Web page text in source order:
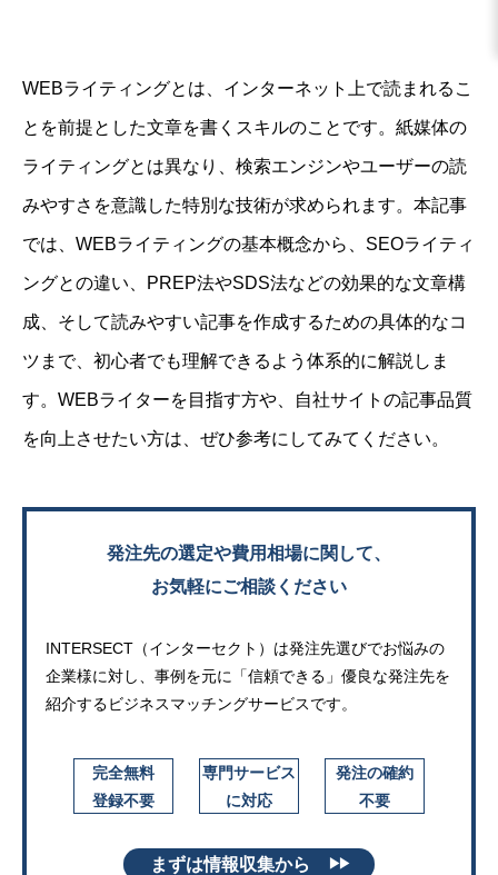
WEBライティングとは、インターネット上で読まれるこ
とを前提とした文章を書くスキルのことです。紙媒体の
ライティングとは異なり、検索エンジンやユーザーの読
みやすさを意識した特別な技術が求められます。本記事
では、WEBライティングの基本概念から、SEOライティ
ングとの違い、PREP法やSDS法などの効果的な文章構
成、そして読みやすい記事を作成するための具体的なコ
ツまで、初心者でも理解できるよう体系的に解説しま
す。WEBライターを目指す方や、自社サイトの記事品質
を向上させたい方は、ぜひ参考にしてみてください。
発注先の選定や費用相場に関して、
お気軽にご相談ください
INTERSECT（インターセクト）は発注先選びでお悩みの
企業様に対し、 事例を元に「信頼できる」優良な発注先を
紹介するビジネスマッチングサービスです。
完全無料
登録不要
専門サービス
に対応
発注の確約
不要
まずは情報収集から ▶▶